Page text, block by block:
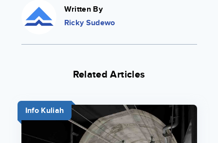
Written By
Ricky Sudewo
Related Articles
Info Kuliah